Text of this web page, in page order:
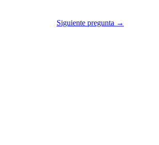
Siguiente pregunta →